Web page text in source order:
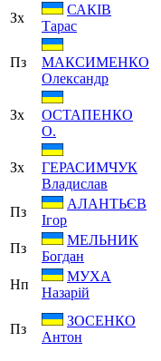
Зх
САКІВ
Тарас
Пз
МАКСИМЕНКО
Олександр
Зх
ОСТАПЕНКО
О.
Зх
ГЕРАСИМЧУК
Владислав
Пз
АЛАНТЬЄВ
Ігор
Пз
МЕЛЬНИК
Богдан
Нп
МУХА
Назарій
Пз
ЗОСЕНКО
Антон